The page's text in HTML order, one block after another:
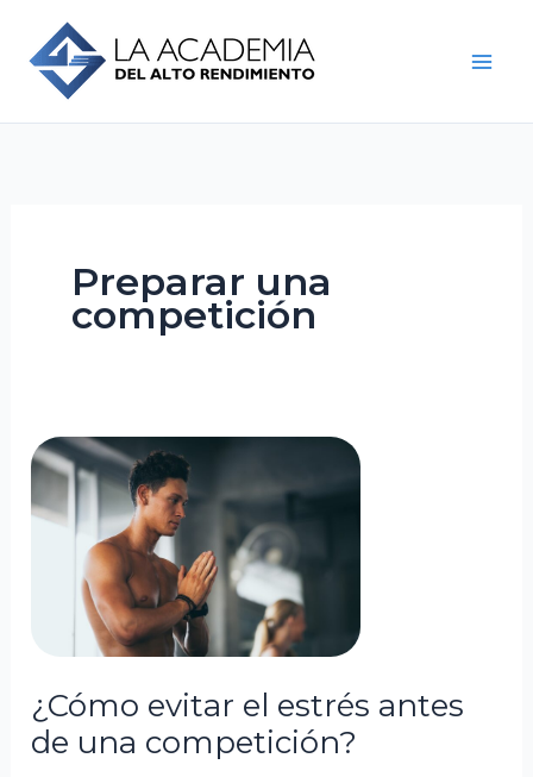
content
Preparar una
competición
¿Cómo evitar el estrés antes
de una competición?
¿Cómo
evitar
el
antes